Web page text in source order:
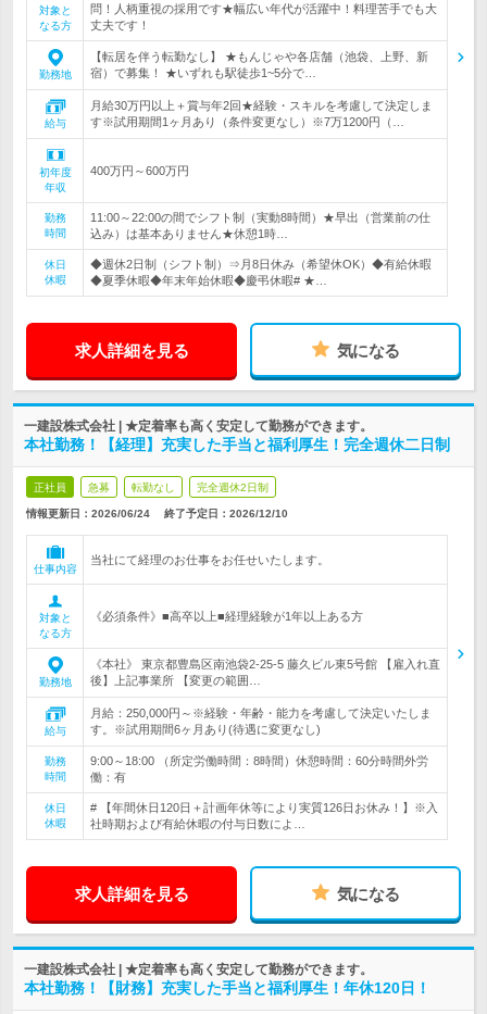
対象と
なる方
問！人柄重視の採用です★幅広い年代が活躍中！料理苦手でも大
丈夫です！
勤務地
【転居を伴う転勤なし】 ★もんじゃや各店舗（池袋、上野、新
宿）で募集！ ★いずれも駅徒歩1~5分で…
給与
月給30万円以上＋賞与年2回★経験・スキルを考慮して決定しま
す※試用期間1ヶ月あり（条件変更なし）※7万1200円（…
初年度
年収
400万円～600万円
勤務
時間
11:00～22:00の間でシフト制（実動8時間）★早出（営業前の仕
込み）は基本ありません★休憩1時…
休日
休暇
◆週休2日制（シフト制）⇒月8日休み（希望休OK）◆有給休暇
◆夏季休暇◆年末年始休暇◆慶弔休暇# ★…
求人詳細を見る 気になる
一建設株式会社 | ★定着率も高く安定して勤務ができます。
本社勤務！【経理】充実した手当と福利厚生！完全週休二日制
正社員 急募 転勤なし 完全週休2日制
情報更新日：2026/06/24 終了予定日： 2026/12/10
仕事内容
当社にて経理のお仕事をお任せいたします。
対象と
なる方
《必須条件》■高卒以上■経理経験が1年以上ある方
勤務地
《本社》 東京都豊島区南池袋2-25-5 藤久ビル東5号館 【雇入れ直
後】上記事業所 【変更の範囲…
給与
月給：250,000円～※経験・年齢・能力を考慮して決定いたしま
す。※試用期間6ヶ月あり(待遇に変更なし)
勤務
時間
9:00～18:00 （所定労働時間：8時間）休憩時間：60分時間外労
働：有
休日
休暇
# 【年間休日120日＋計画年休等により実質126日お休み！】※入
社時期および有給休暇の付与日数によ…
求人詳細を見る 気になる
一建設株式会社 | ★定着率も高く安定して勤務ができます。
本社勤務！【財務】充実した手当と福利厚生！年休120日！